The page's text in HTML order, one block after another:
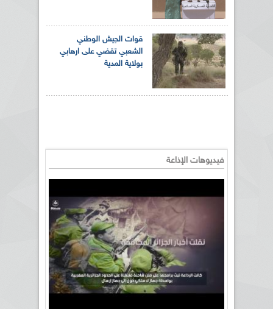
قوات الجيش الوطني
الشعبي تقضي على ارهابي
بولاية المدية
فيديوهات الإذاعة